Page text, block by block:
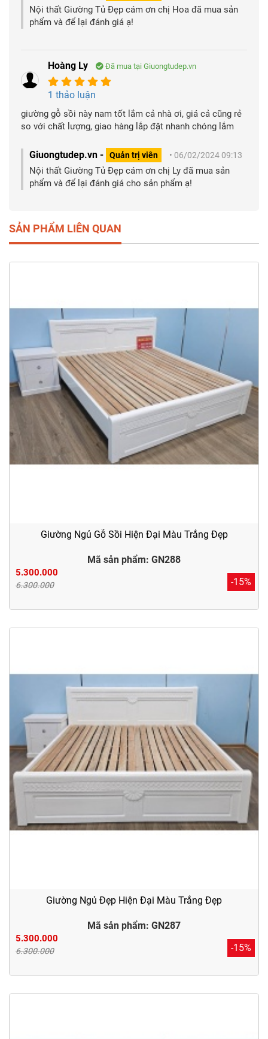
Nội thất Giường Tủ Đẹp cám ơn chị Hoa đã mua sản
phẩm và để lại đánh giá ạ!
Hoàng Ly Đã mua tại Giuongtudep.vn
1 thảo luận
giường gỗ sồi này nam tốt lắm cả nhà ơi, giá cả cũng rẻ
so với chất lượng, giao hàng lắp đặt nhanh chóng lắm
Giuongtudep.vn - Quản trị viên • 06/02/2024 09:13
Nội thất Giường Tủ Đẹp cám ơn chị Ly đã mua sản
phẩm và để lại đánh giá cho sản phẩm ạ!
SẢN PHẨM LIÊN QUAN
Giường Ngủ Gỗ Sồi Hiện Đại Màu Trắng Đẹp
Mã sản phẩm: GN288
5.300.000
6.300.000 -15%
Giường Ngủ Đẹp Hiện Đại Màu Trắng Đẹp
Mã sản phẩm: GN287
5.300.000
6.300.000 -15%